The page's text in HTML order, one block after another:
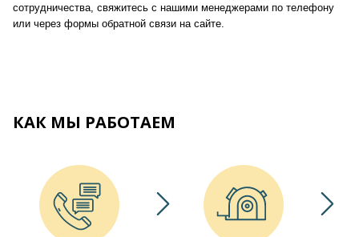
сотрудничества, свяжитесь с нашими менеджерами по телефону
или через формы обратной связи на сайте.
КАК МЫ РАБОТАЕМ